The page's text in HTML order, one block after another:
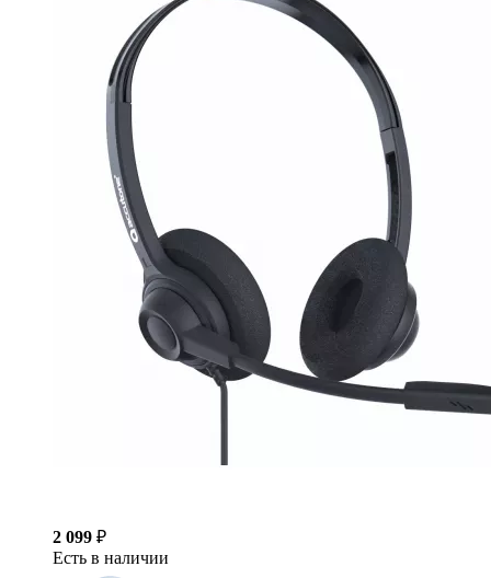
2 099 ₽
Есть в наличии